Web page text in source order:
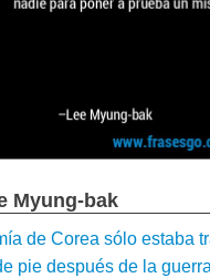
Myung-bak
de Corea sólo estaba
pie después de la